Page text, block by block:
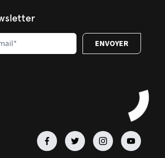
FacebookFacebookFacebookFacebook